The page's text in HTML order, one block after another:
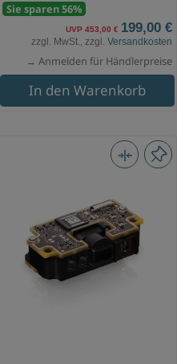
Sie sparen 56%
UVP 453,00 € 199,00 €
zzgl. MwSt., zzgl. Versandkosten
→ Anmelden für Händlerpreise
In den Warenkorb